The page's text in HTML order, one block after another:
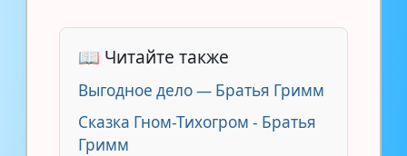
📖 Читайте также
Выгодное дело — Братья Гримм
Сказка Гном-Тихогром - Братья
Гримм